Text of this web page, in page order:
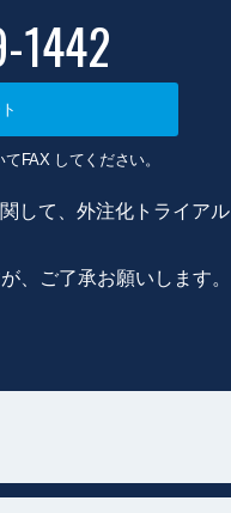
1442
FAX してください。
して、外注化トライアル
、ご了承お願いします。